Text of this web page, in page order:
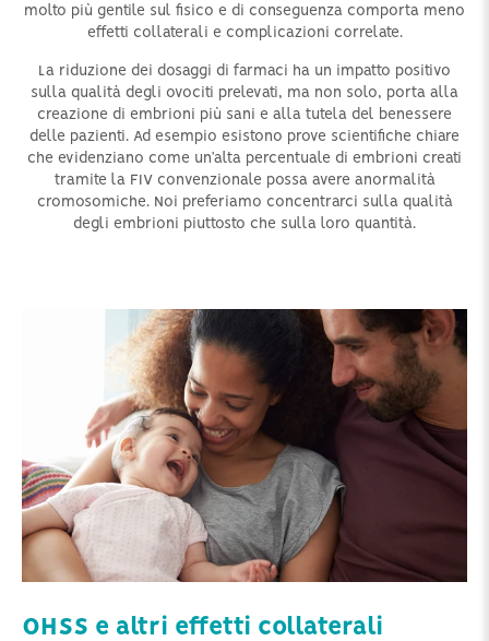
molto più gentile sul fisico e di conseguenza comporta meno
effetti collaterali e complicazioni correlate.
La riduzione dei dosaggi di farmaci ha un impatto positivo
sulla qualità degli ovociti prelevati, ma non solo, porta alla
creazione di embrioni più sani e alla tutela del benessere
delle pazienti. Ad esempio esistono prove scientifiche chiare
che evidenziano come un’alta percentuale di embrioni creati
tramite la FIV convenzionale possa avere anormalità
cromosomiche. Noi preferiamo concentrarci sulla qualità
degli embrioni piuttosto che sulla loro quantità.
OHSS e altri effetti collaterali